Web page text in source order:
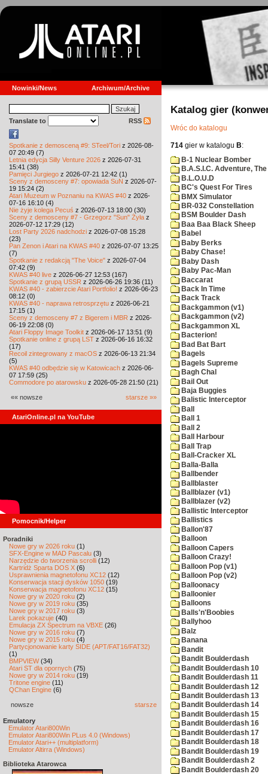
Nowinki/News Archiwum/Archive
Translate to RSS
Spotkanie z demosceną #9: STeel/Tori z 2026-08-
07 20:49 (7)
Letnia edycja Silly Venture 2026 z 2026-07-31
15:41 (38)
Pamięci Jurgiego z 2026-07-21 12:42 (1)
Sceny z demosceny #7: opowiada SuN z 2026-07-
19 15:24 (2)
Atari Muzeum w Poznaniu na KWAS #40 z 2026-
07-16 16:10 (4)
Nie żyje kolega Pecuś z 2026-07-13 18:00 (30)
Sceny z demosceny #7 - Grzegorz "Sun" Żyła z
2026-07-12 17:29 (12)
Lost Party 2026 nadchodzi z 2026-07-08 15:28
(23)
Pan Zenon i Atari na KWAS #40 z 2026-07-07 13:25
(7)
Spotkanie z redakcją "The Voice" z 2026-07-04
07:42 (9)
KWAS #40 live z 2026-06-27 12:53 (167)
Spotkanie z grupą USSR z 2026-06-26 19:36 (11)
KWAS #40 - zabierzcie Atari Portfolio! z 2026-06-23
08:12 (0)
KWAS #40 - naprawa retrosprzętu z 2026-06-21
17:15 (1)
Sceny z demosceny #7 z Bigerem i MBR z 2026-
06-19 22:08 (0)
Atari Floppy Image Toolkit z 2026-06-17 13:51 (9)
Spotkanie online z grupą LST z 2026-06-16 16:32
(17)
Recoil zintegrowany z macOS z 2026-06-13 21:34
(5)
KWAS #40 odbędzie się w Katowicach z 2026-06-
07 17:59 (25)
Commodore po atarowsku z 2026-05-28 21:50 (21)
«« nowsze starsze »»
AtariOnline.pl na YouTube
Pomocnik/Helper
Poradniki
Nowe gry w 2026 roku (1)
SFX-Engine w MAD Pascalu (3)
Narzędzie do tworzenia scrolli (12)
Kartridż Sparta DOS X (6)
Usprawnienia magnetofonu XC12 (12)
Konserwacja stacji dysków 1050 (19)
Konserwacja magnetofonu XC12 (15)
Nowe gry w 2020 roku (2)
Nowe gry w 2019 roku (35)
Nowe gry w 2017 roku (3)
Larek pokazuje (40)
Emulacja ZX Spectrum na VBXE (26)
Nowe gry w 2016 roku (7)
Nowe gry w 2015 roku (4)
Partycjonowanie karty SIDE (APT/FAT16/FAT32)
(1)
BMPVIEW(34)
Atari ST dla opornych (75)
Nowe gry w 2014 roku (19)
Tritone engine (11)
QChan Engine (6)
nowsze starsze
Emulatory
Emulator Atari800Win
Emulator Atari800Win PLus 4.0 (Windows)
Emulator Atari++ (multiplatform)
Emulator Altirra (Windows)
Biblioteka Atarowca
Katalog gier
Wróc do katalogu
714 gier w katalogu B:
B-1 Nuclear Bomber
B.A.S.I.C. Adventure, The
B.L.O.U.D
BC's Quest For Tires
BMX Simulator
BR-032 Constellation
BSM Boulder Dash
Baa Baa Black Sheep
Babel
Baby Berks
Baby Chase!
Baby Dash
Baby Pac-Man
Baccarat
Back In Time
Back Track
Backgammon (v1)
Backgammon (v2)
Backgammon XL
Bacterion!
Bad Bat Bart
Bagels
Bagels Supreme
Bagh Chal
Bail Out
Baja Buggies
Balistic Interceptor
Ball
Ball 1
Ball 2
Ball Harbour
Ball Trap
Ball-Cracker XL
Balla-Balla
Ballbender
Ballblaster
Ballblazer (v1)
Ballblazer (v2)
Ballistic Interceptor
Ballistics
Ballon'87
Balloon
Balloon Capers
Balloon Crazy!
Balloon Pop (v1)
Balloon Pop (v2)
Balloonacy
Balloonier
Balloons
Balls'n'Boobies
Ballyhoo
Balz
Banana
Bandit
Bandit Boulderdash
Bandit Boulderdash 10
Bandit Boulderdash 11
Bandit Boulderdash 12
Bandit Boulderdash 13
Bandit Boulderdash 14
Bandit Boulderdash 15
Bandit Boulderdash 16
Bandit Boulderdash 17
Bandit Boulderdash 18
Bandit Boulderdash 19
Bandit Boulderdash 2
Bandit Boulderdash 20